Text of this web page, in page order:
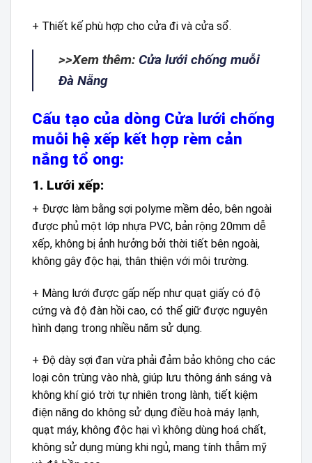
+ Thiết kế phù hợp cho cửa đi và cửa sổ.
>>Xem thêm: Cửa lưới chống muỗi
Đà Nẵng
Cấu tạo của dòng Cửa lưới chống
muỗi hệ xếp kết hợp rèm cản
nắng tổ ong:
1. Lưới xếp:
+ Được làm bằng sợi polyme mềm dẻo, bên ngoài
được phủ một lớp nhựa PVC, bản rộng 20mm dễ
xếp, không bị ảnh hưởng bởi thời tiết bên ngoài,
không gây độc hại, thân thiện với môi trường.
+ Màng lưới được gấp nếp như quạt giấy có độ
cứng và độ đàn hồi cao, có thể giữ được nguyên
hình dạng trong nhiều năm sử dụng.
+ Độ dày sợi đan vừa phải đảm bảo không cho các
loại côn trùng vào nhà, giúp lưu thông ánh sáng và
không khí gió trời tự nhiên trong lành, tiết kiệm
điện năng do không sử dụng điều hoà máy lạnh,
quạt máy, không độc hại vì không dùng hoá chất,
không sử dụng mùng khi ngủ, mang tính thẫm mỹ